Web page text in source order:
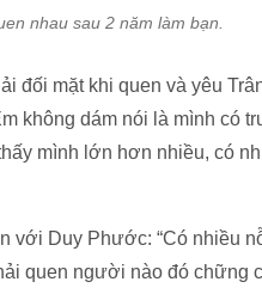
nhau sau 2 năm làm bạn.
đối mặt khi quen và yêu
không dám nói là mình có
mình lớn hơn nhiều, có
với Duy Phước: “Có nhiều
quen người nào đó chững